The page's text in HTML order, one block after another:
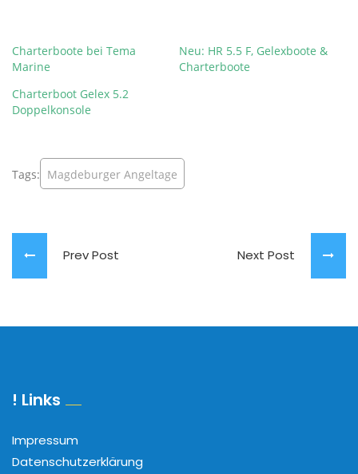
Charterboote bei Tema
Marine
Neu: HR 5.5 F, Gelexboote &
Charterboote
Charterboot Gelex 5.2
Doppelkonsole
Tags: Magdeburger Angeltage
Prev Post Next Post
! Links
Impressum
Datenschutzerklärung